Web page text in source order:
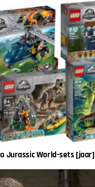
Jurassic World-sets [jaar]